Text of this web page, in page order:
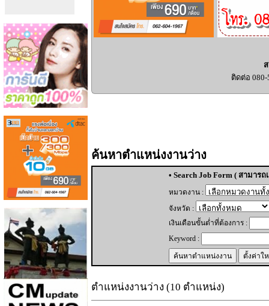
ติดต่อ 080-
ค้นหาตำแหน่งงานว่าง
• Search Job Form ( สามาร
หมวดงาน :
จังหวัด :
เงินเดือนขั้นต่ำที่ต้องการ :
Keyword :
ตำแหน่งงานว่าง (10 ตำแหน่ง)